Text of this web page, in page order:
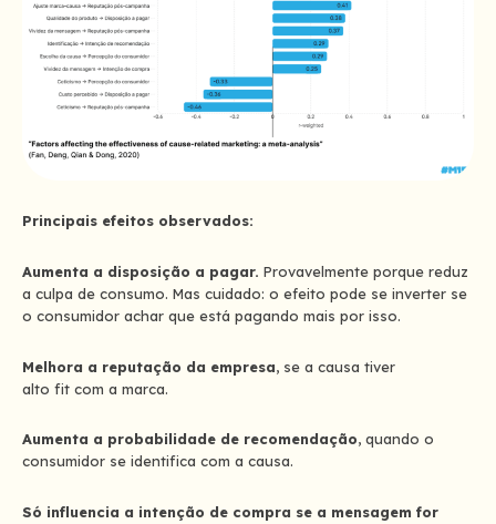
Principais efeitos observados:
Aumenta a disposição a pagar. Provavelmente porque reduz
a culpa de consumo. Mas cuidado: o efeito pode se inverter se
o consumidor achar que está pagando mais por isso.
Melhora a reputação da empresa, se a causa tiver
alto fit com a marca.
Aumenta a probabilidade de recomendação, quando o
consumidor se identifica com a causa.
Só influencia a intenção de compra se a mensagem for